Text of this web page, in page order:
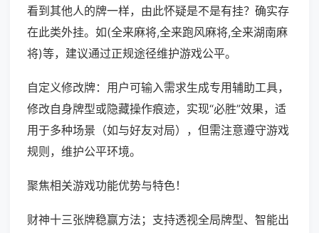
看到其他人的牌一样，由此怀疑是不是有挂？确实存
在此类外挂。如(全来麻将,全来跑风麻将,全来湖南麻
将)等，建议通过正规途径维护游戏公平。
自定义修改牌：用户可输入需求生成专用辅助工具，
修改自身牌型或隐藏操作痕迹，实现“必胜”效果，适
用于多种场景（如与好友对局），但需注意遵守游戏
规则，维护公平环境。
聚焦相关游戏功能优势与特色！
财神十三张牌稳赢方法；支持透视全局牌型、智能出